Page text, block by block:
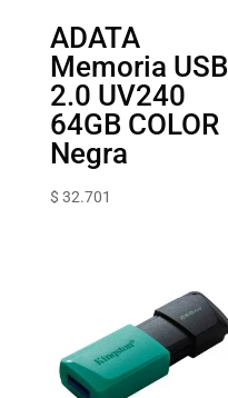
ADATA
Memoria USB
2.0 UV240
64GB COLOR
Negra
$ 32.701